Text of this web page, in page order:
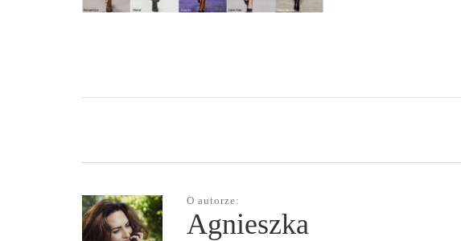
O autorze:
Agnieszka